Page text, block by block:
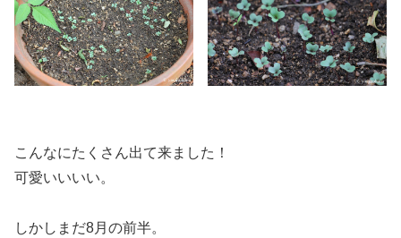
こんなにたくさん出て来ました！
可愛いいいい。
しかしまだ8月の前半。